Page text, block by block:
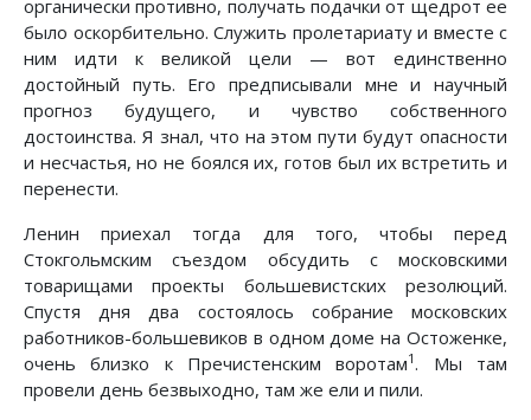
органически противно, получать подачки от щедрот ее
было оскорбительно. Служить пролетариату и вместе с
ним идти к великой цели — вот единственно
достойный путь. Его предписывали мне и научный
прогноз будущего, и чувство собственного
достоинства. Я знал, что на этом пути будут опасности
и несчастья, но не боялся их, готов был их встретить и
перенести.
Ленин приехал тогда для того, чтобы перед
Стокгольмским съездом обсудить с московскими
товарищами проекты большевистских резолюций.
Спустя дня два состоялось собрание московских
работников-большевиков в одном доме на Остоженке,
очень близко к Пречистенским воротам1 . Мы там
провели день безвыходно, там же ели и пили.